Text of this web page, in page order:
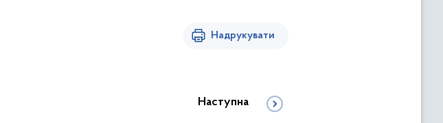
Надрукувати
Наступна